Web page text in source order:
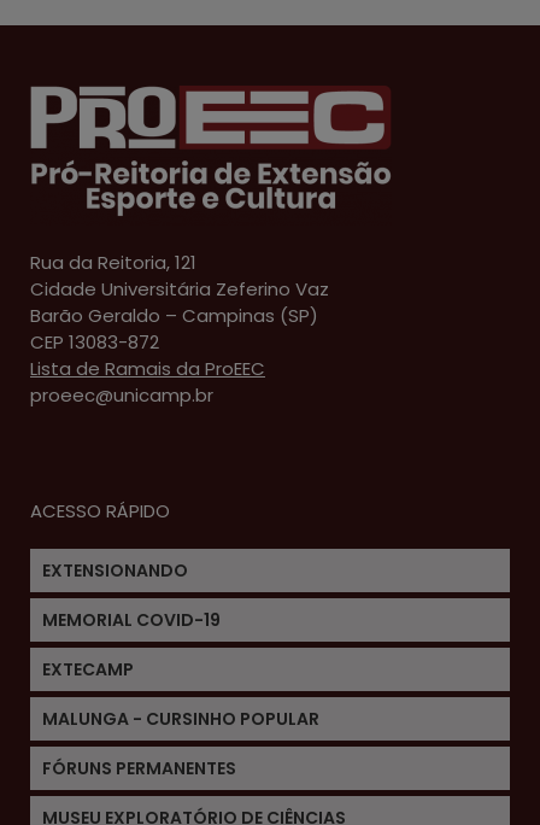
Rua da Reitoria, 121
Cidade Universitária Zeferino Vaz
Barão Geraldo – Campinas (SP)
CEP 13083-872
Lista de Ramais da ProEEC
proeec@unicamp.br
ACESSO RÁPIDO
EXTENSIONANDO
MEMORIAL COVID-19
EXTECAMP
MALUNGA - CURSINHO POPULAR
FÓRUNS PERMANENTES
MUSEU EXPLORATÓRIO DE CIÊNCIAS